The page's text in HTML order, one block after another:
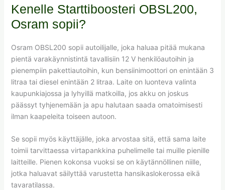
Kenelle Starttiboosteri OBSL200,
Osram sopii?
Osram OBSL200 sopii autoilijalle, joka haluaa pitää mukana
pientä varakäynnistintä tavallisiin 12 V henkilöautoihin ja
pienempiin pakettiautoihin, kun bensiinimoottori on enintään 3
litraa tai diesel enintään 2 litraa. Laite on luonteva valinta
kaupunkiajossa ja lyhyillä matkoilla, jos akku on joskus
päässyt tyhjenemään ja apu halutaan saada omatoimisesti
ilman kaapeleita toiseen autoon.
Se sopii myös käyttäjälle, joka arvostaa sitä, että sama laite
toimii tarvittaessa virtapankkina puhelimelle tai muille pienille
laitteille. Pienen kokonsa vuoksi se on käytännöllinen niille,
jotka haluavat säilyttää varustetta hansikaslokerossa eikä
tavaratilassa.